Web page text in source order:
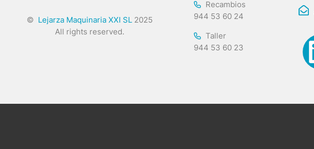
© Lejarza Maquinaria XXI SL 2025
All rights reserved.
Recambios
944 53 60 24
Taller
944 53 60 23